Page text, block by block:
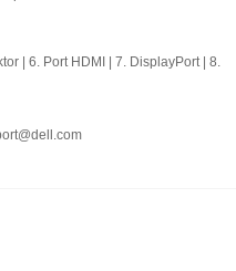
| 6. Port HDMI | 7. DisplayPort | 8.